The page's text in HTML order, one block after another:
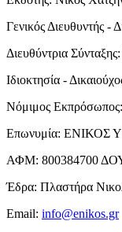
Γενικός Διευθυντής -
Διευθύντρια Σύνταξης:
Ιδιοκτησία -
Νόμιμος Εκπρόσωπος:
Επωνυμία: ΕΝΙΚΟΣ
ΑΦΜ: 800384700
Έδρα: Πλαστήρα
Email: info@enikos.gr